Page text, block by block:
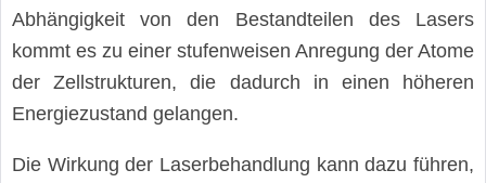
Abhängigkeit von den Bestandteilen des Lasers
kommt es zu einer stufenweisen Anregung der Atome
der Zellstrukturen, die dadurch in einen höheren
Energiezustand gelangen.
Die Wirkung der Laserbehandlung kann dazu führen,